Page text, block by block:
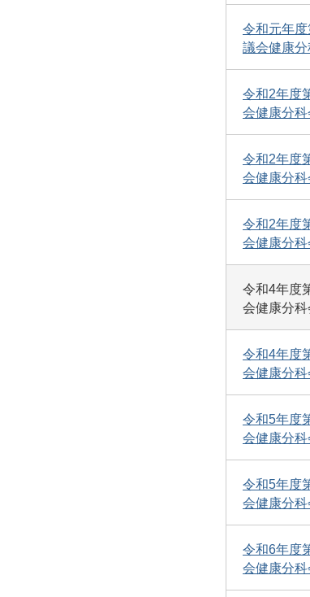
令和元年
議会健康分
令和2年度
会健康分科
令和2年度
会健康分科
令和2年度
会健康分科
令和4年度
会健康分科
令和4年度
会健康分科
令和5年度
会健康分科
令和5年度
会健康分科
令和6年度
会健康分科